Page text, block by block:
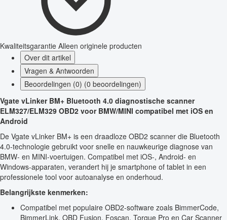
Kwaliteitsgarantie Alleen originele producten
Over dit artikel
Vragen & Antwoorden
Beoordelingen (0) (0 beoordelingen)
Vgate vLinker BM+ Bluetooth 4.0 diagnostische scanner
ELM327/ELM329 OBD2 voor BMW/MINI compatibel met iOS en
Android
De Vgate vLinker BM+ is een draadloze OBD2 scanner die Bluetooth
4.0-technologie gebruikt voor snelle en nauwkeurige diagnose van
BMW- en MINI-voertuigen. Compatibel met iOS-, Android- en
Windows-apparaten, verandert hij je smartphone of tablet in een
professionele tool voor autoanalyse en onderhoud.
Belangrijkste kenmerken:
Compatibel met populaire OBD2-software zoals BimmerCode,
BimmerLink, OBD Fusion, Foscan, Torque Pro en Car Scanner